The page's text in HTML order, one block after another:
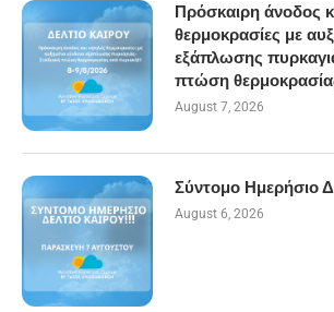
Πρόσκαιρη άνοδος
θερμοκρασίες με
εξάπλωσης
πτώση
August 7, 2026
Σύντομο Ημερήσιο
August 6, 2026